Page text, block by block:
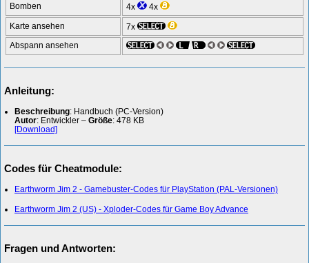
Bomben
4x
4x
Karte ansehen
7x
Abspann ansehen
Anleitung:
Beschreibung: Handbuch (PC-Version)
Autor: Entwickler – Größe: 478 KB
[Download]
Codes für Cheatmodule:
Earthworm Jim 2 - Gamebuster-Codes für PlayStation (PAL-Versionen)
Earthworm Jim 2 (US) - Xploder-Codes für Game Boy Advance
Fragen und Antworten: